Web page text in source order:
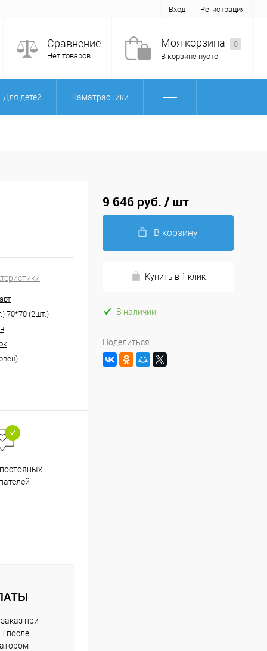
Вход Регистрация
Сравнение
Нет товаров
Моя корзина
0
В корзине пусто
Для детей Наматрасники
70*70 (2шт.)
при
после
9 646 руб. / шт
В корзину
Купить в 1 клик
В наличии
Поделиться